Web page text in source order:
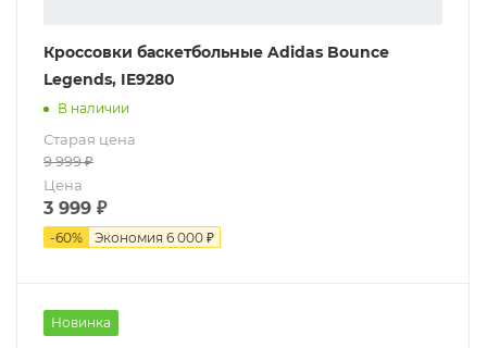
Кроссовки баскетбольные Adidas Bounce
Legends, IE9280
В наличии
Старая цена
9 999₽
Цена
3 999 ₽
-60% Экономия 6 000 ₽
Новинка